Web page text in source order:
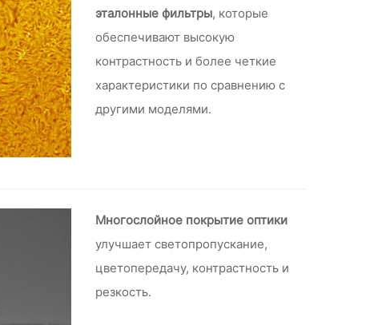
эталонные фильтры, которые
обеспечивают высокую
контрастность и более четкие
характеристики по сравнению с
другими моделями.
Многослойное покрытие оптики
улучшает светопропускание,
цветопередачу, контрастность и
резкость.